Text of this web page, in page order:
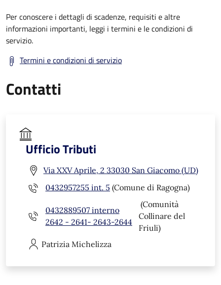
Per conoscere i dettagli di scadenze, requisiti e altre
informazioni importanti, leggi i termini e le condizioni di
servizio.
Termini e condizioni di servizio
Contatti
Ufficio Tributi
Via XXV Aprile, 2 33030 San Giacomo (UD)
0432957255 int. 5 (Comune di Ragogna)
0432889507 interno
2642 - 2641- 2643-2644
(Comunità
Collinare del
Friuli)
Patrizia Michelizza